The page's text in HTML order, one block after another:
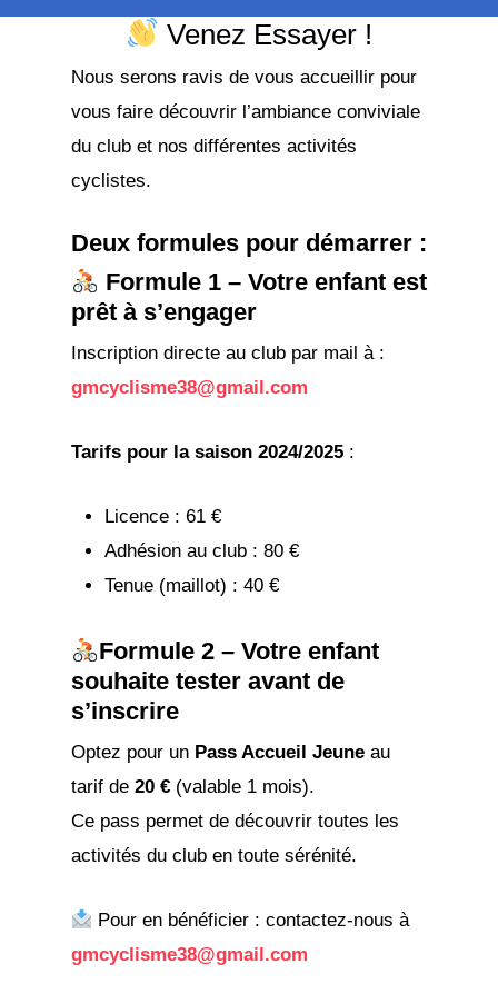
Venez Essayer !
Nous serons ravis de vous accueillir pour
vous faire découvrir l’ambiance conviviale
du club et nos différentes activités
cyclistes.
Deux formules pour démarrer :
Formule 1 – Votre enfant est
prêt à s’engager
Inscription directe au club par mail à :
gmcyclisme38@gmail.com
Tarifs pour la saison 2024/2025 :
Licence : 61 €
Adhésion au club : 80 €
Tenue (maillot) : 40 €
Formule 2 – Votre enfant
souhaite tester avant de
s’inscrire
Optez pour un Pass Accueil Jeune au
tarif de 20 € (valable 1 mois).
Ce pass permet de découvrir toutes les
activités du club en toute sérénité.
Pour en bénéficier : contactez-nous à
gmcyclisme38@gmail.com